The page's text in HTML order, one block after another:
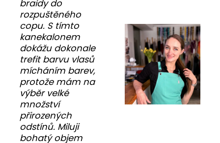
braidy do
rozpuštěného
copu. S tímto
kanekalonem
dokážu dokonale
trefit barvu vlasů
mícháním barev,
protože mám na
výběr velké
množství
přirozených
odstínů. Miluji
bohatý objem